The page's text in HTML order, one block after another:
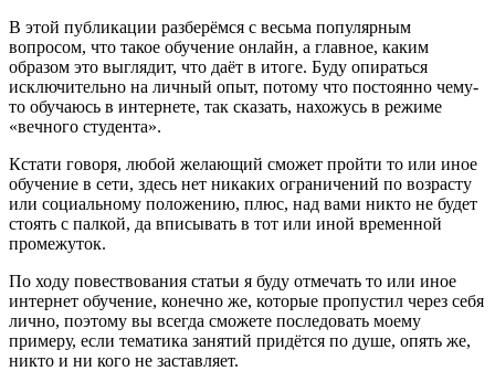
В этой публикации разберёмся с весьма популярным
вопросом, что такое обучение онлайн, а главное, каким
образом это выглядит, что даёт в итоге. Буду опираться
исключительно на личный опыт, потому что постоянно чему-
то обучаюсь в интернете, так сказать, нахожусь в режиме
«вечного студента».
Кстати говоря, любой желающий сможет пройти то или иное
обучение в сети, здесь нет никаких ограничений по возрасту
или социальному положению, плюс, над вами никто не будет
стоять с палкой, да вписывать в тот или иной временной
промежуток.
По ходу повествования статьи я буду отмечать то или иное
интернет обучение, конечно же, которые пропустил через себя
лично, поэтому вы всегда сможете последовать моему
примеру, если тематика занятий придётся по душе, опять же,
никто и ни кого не заставляет.